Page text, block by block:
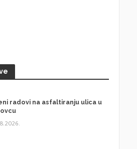
radovi na asfaltiranju ulica u